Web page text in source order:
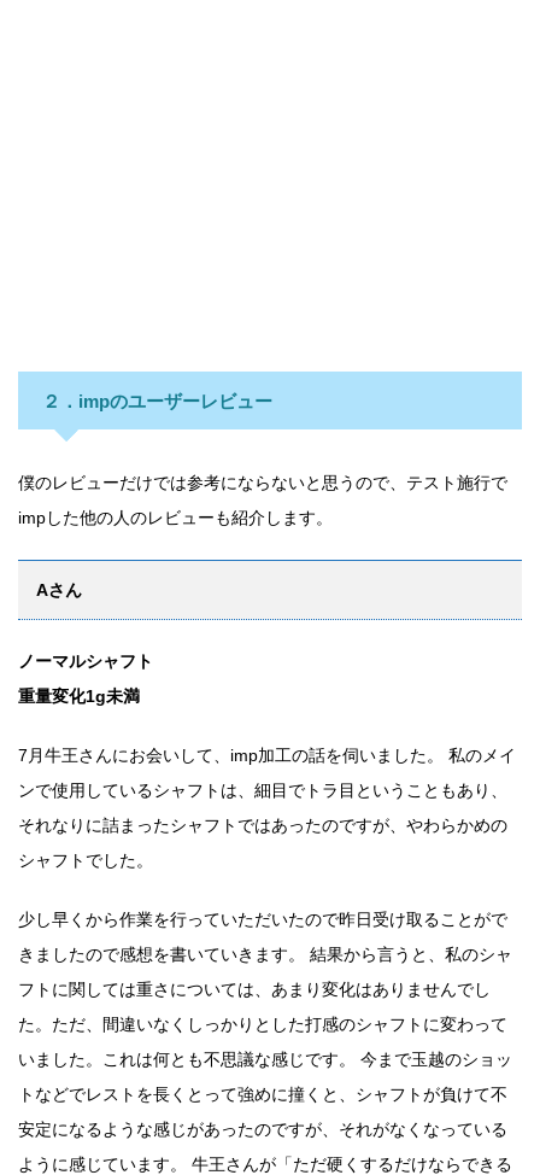
２．impのユーザーレビュー
僕のレビューだけでは参考にならないと思うので、テスト施行で
impした他の人のレビューも紹介します。
Aさん
ノーマルシャフト
重量変化1g未満
7月牛王さんにお会いして、imp加工の話を伺いました。 私のメイ
ンで使用しているシャフトは、細目でトラ目ということもあり、
それなりに詰まったシャフトではあったのですが、やわらかめの
シャフトでした。
少し早くから作業を行っていただいたので昨日受け取ることがで
きましたので感想を書いていきます。 結果から言うと、私のシャ
フトに関しては重さについては、あまり変化はありませんでし
た。ただ、間違いなくしっかりとした打感のシャフトに変わって
いました。これは何とも不思議な感じです。 今まで玉越のショッ
トなどでレストを長くとって強めに撞くと、シャフトが負けて不
安定になるような感じがあったのですが、それがなくなっている
ように感じています。 牛王さんが「ただ硬くするだけならできる